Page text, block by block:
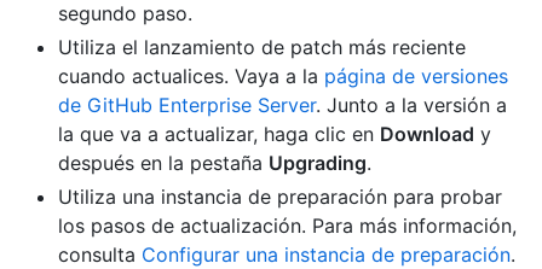
segundo paso.
Utiliza el lanzamiento de patch más reciente
cuando actualices. Vaya a la página de versiones
de GitHub Enterprise Server. Junto a la versión a
la que va a actualizar, haga clic en Download y
después en la pestaña Upgrading.
Utiliza una instancia de preparación para probar
los pasos de actualización. Para más información,
consulta Configurar una instancia de preparación.